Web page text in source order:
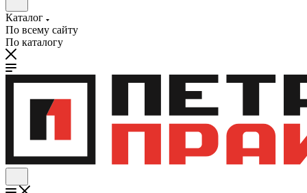
Каталог
По всему сайту
По каталогу